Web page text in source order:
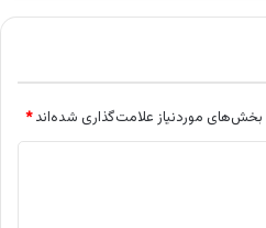
بخش‌های موردنیاز علامت‌گذاری شده‌اند*